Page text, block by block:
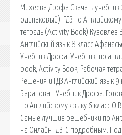
Михеева Дрофа Скачать
одинаковый). ГДЗ по
тетрадь (Activity Book) Кузовлев
Английский язык 8 класс
Учебник Дрофа. Учебник, по
book, Activity Book, Рабочая
Решения и ГДЗ Английский язык
Баранова - Учебник Дрофа.
по Английскому языку 6 класс
Самые лучшие решебники по
на Онлайн ГДЗ. С подробным.